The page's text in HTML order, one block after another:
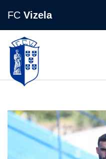
FC Vizela